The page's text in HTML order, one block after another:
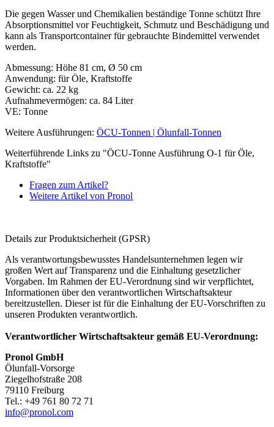
Die gegen Wasser und Chemikalien beständige Tonne schützt Ihre
Absorptionsmittel vor Feuchtigkeit, Schmutz und Beschädigung und
kann als Transportcontainer für gebrauchte Bindemittel verwendet
werden.
Abmessung: Höhe 81 cm, Ø 50 cm
Anwendung: für Öle, Kraftstoffe
Gewicht: ca. 22 kg
Aufnahmevermögen: ca. 84 Liter
VE: Tonne
Weitere Ausführungen: ÖCU-Tonnen | Ölunfall-Tonnen
Weiterführende Links zu "ÖCU-Tonne Ausführung O-1 für Öle,
Kraftstoffe"
Fragen zum Artikel?
Weitere Artikel von Pronol
Details zur Produktsicherheit (GPSR)
Als verantwortungsbewusstes Handelsunternehmen legen wir
großen Wert auf Transparenz und die Einhaltung gesetzlicher
Vorgaben. Im Rahmen der EU-Verordnung sind wir verpflichtet,
Informationen über den verantwortlichen Wirtschaftsakteur
bereitzustellen. Dieser ist für die Einhaltung der EU-Vorschriften zu
unseren Produkten verantwortlich.
Verantwortlicher Wirtschaftsakteur gemäß EU-Verordnung:
Pronol GmbH
Ölunfall-Vorsorge
Ziegelhofstraße 208
79110 Freiburg
Tel.: +49 761 80 72 71
info@pronol.com